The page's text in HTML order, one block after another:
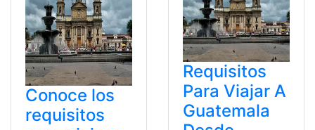
Conoce los
requisitos
Requisitos
Para Viajar A
Guatemala